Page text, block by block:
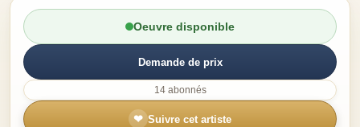
Oeuvre disponible
Demande de prix
14 abonnés
❤ Suivre cet artiste